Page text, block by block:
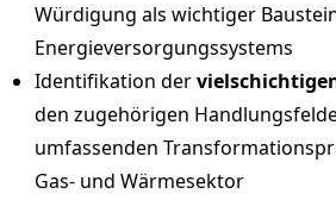
Würdigung als wichtiger
Energieversorgungssystems
Identifikation der
den zugehörigen
umfassenden
Gas- und Wärmesektor